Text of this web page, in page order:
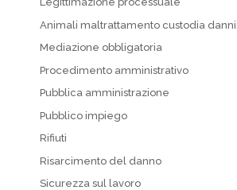
Animali maltrattamento custodia danni…
Mediazione obbligatoria
Procedimento amministrativo
Pubblica amministrazione
Pubblico impiego
Rifiuti
Risarcimento del danno
Sicurezza sul lavoro